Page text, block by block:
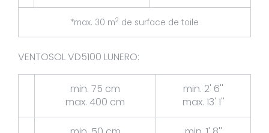
*max. 30 m2 de surface de toile
VENTOSOL VD5100 LUNERO:
min. 75 cm
max. 400 cm
min. 2' 6''
max. 13' 1''